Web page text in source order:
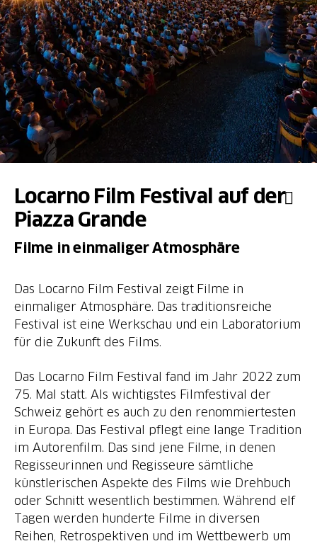
Locarno Film Festival auf der
Piazza Grande
Filme in einmaliger Atmosphäre
Das Locarno Film Festival zeigt Filme in
einmaliger Atmosphäre. Das traditionsreiche
Festival ist eine Werkschau und ein Laboratorium
für die Zukunft des Films.
Das Locarno Film Festival fand im Jahr 2022 zum
75. Mal statt. Als wichtigstes Filmfestival der
Schweiz gehört es auch zu den renommiertesten
in Europa. Das Festival pflegt eine lange Tradition
im Autorenfilm. Das sind jene Filme, in denen
Regisseurinnen und Regisseure sämtliche
künstlerischen Aspekte des Films wie Drehbuch
oder Schnitt wesentlich bestimmen. Während elf
Tagen werden hunderte Filme in diversen
Reihen, Retrospektiven und im Wettbewerb um